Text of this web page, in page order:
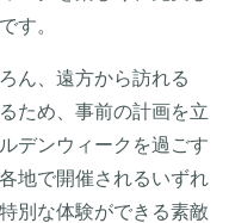
す。
ん、遠方から訪れる
ため、事前の計画を立
デンウィークを過ごす
地で開催されるいずれ
別な体験ができる素敵